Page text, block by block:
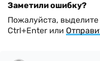
Заметили ошибку?
Пожалуйста,
Ctrl+Enter или